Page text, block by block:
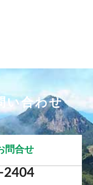
い合わせ
問合せ
2404